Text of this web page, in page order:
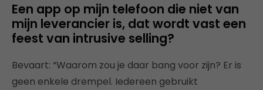
Een app op mijn telefoon die niet van
mijn leverancier is, dat wordt vast een
feest van intrusive selling?
Bevaart: “Waarom zou je daar bang voor zijn? Er is
geen enkele drempel. Iedereen gebruikt